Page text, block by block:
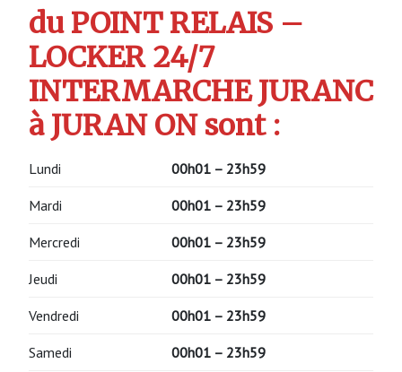
du POINT RELAIS –
LOCKER 24/7
INTERMARCHE JURANC
à JURAN ON sont :
Lundi 00h01 – 23h59
Mardi 00h01 – 23h59
Mercredi 00h01 – 23h59
Jeudi 00h01 – 23h59
Vendredi 00h01 – 23h59
Samedi 00h01 – 23h59